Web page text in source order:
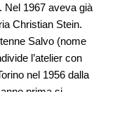
Nel 1967 aveva già
Christian Stein.
Salvo (nome
l’atelier con
nel 1956 dalla
prima si
copie da opere di